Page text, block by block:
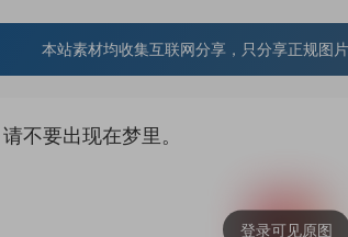
本站素材均收集互联网分享，只分享正规图
不要出现在梦里。